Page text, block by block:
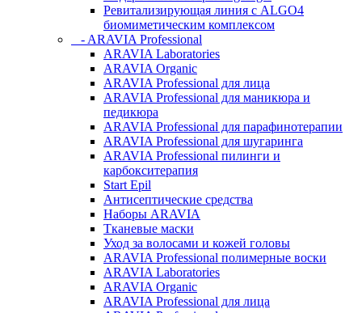
Ревитализирующая линия с ALGO4
биомиметическим комплексом
- ARAVIA Professional
ARAVIA Laboratories
ARAVIA Organic
ARAVIA Professional для лица
ARAVIA Professional для маникюра и
педикюра
ARAVIA Professional для парафинотерапии
ARAVIA Professional для шугаринга
ARAVIA Professional пилинги и
карбокситерапия
Start Epil
Антисептические средства
Наборы ARAVIA
Тканевые маски
Уход за волосами и кожей головы
ARAVIA Professional полимерные воски
ARAVIA Laboratories
ARAVIA Organic
ARAVIA Professional для лица